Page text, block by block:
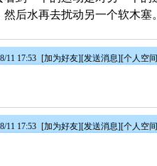
然后水再去扰动另一个软木塞
11 17:53 [加为好友][发送消息][个人空
11 17:53 [加为好友][发送消息][个人空